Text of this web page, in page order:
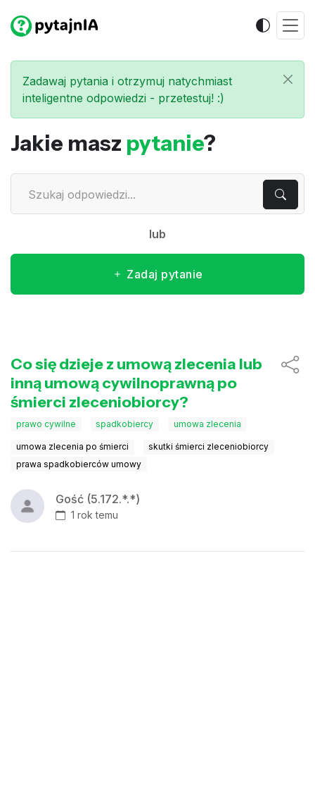
Zadawaj pytania i otrzymuj natychmiast
inteligentne odpowiedzi - przetestuj! :)
Jakie masz pytanie?
lub
Zadaj pytanie
Co się dzieje z umową zlecenia lub
inną umową cywilnoprawną po
śmierci zleceniobiorcy?
prawo cywilne spadkobiercy umowa zlecenia
umowa zlecenia po śmierci
skutki śmierci zleceniobiorcy
prawa spadkobierców umowy
Gość (5.172.*.*)
1 rok temu